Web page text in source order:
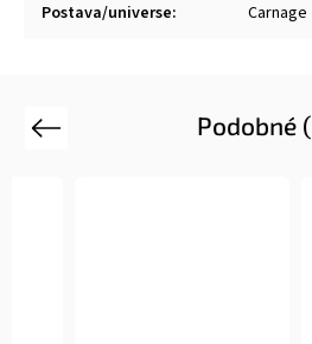
Postava/universe: Carnage
Podobné
Previous